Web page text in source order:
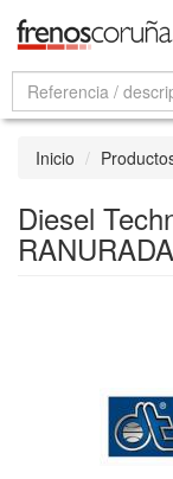
Inicio
Diesel